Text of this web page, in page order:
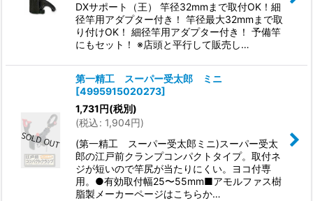
DXサポート（王） 竿径32mmまで取付OK！細
径竿用アダプター付き！ 竿径最大32mmまで取
り付けOK！ 細径竿用アダプター付き！ 予備竿
にもセット！ ※店頭と平行して販売し…
第一精工 スーパー受太郎 ミニ
[4995915020273]
1,731円(税別)
(税込: 1,904円)
(第一精工 スーパー受太郎ミニ)スーパー受太
郎の江戸前クランプコンパクトタイプ。取付ネ
ジが短いので竿尻が当たりにくい。ヨコ付専
用。●有効取付幅25〜55mm■アモルファス樹
脂製メーカーページはこちらか…